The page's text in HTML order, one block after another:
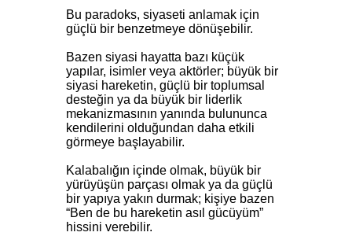
Bu paradoks, siyaseti anlamak için
güçlü bir benzetmeye dönüşebilir.
Bazen siyasi hayatta bazı küçük
yapılar, isimler veya aktörler; büyük bir
siyasi hareketin, güçlü bir toplumsal
desteğin ya da büyük bir liderlik
mekanizmasının yanında bulununca
kendilerini olduğundan daha etkili
görmeye başlayabilir.
Kalabalığın içinde olmak, büyük bir
yürüyüşün parçası olmak ya da güçlü
bir yapıya yakın durmak; kişiye bazen
“Ben de bu hareketin asıl gücüyüm”
hissini verebilir.